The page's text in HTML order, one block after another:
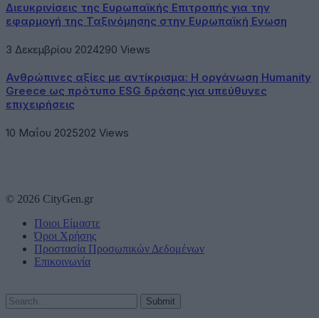
Διευκρινίσεις της Ευρωπαϊκής Επιτροπής για την
εφαρμογή της Ταξινόμησης στην Ευρωπαϊκή Ενωση
3 Δεκεμβρίου 2024290 Views
Ανθρώπινες αξίες με αντίκρισμα: Η οργάνωση Humanity
Greece ως πρότυπο ESG δράσης για υπεύθυνες
επιχειρήσεις
10 Μαΐου 2025202 Views
© 2026 CityGen.gr
Ποιοι Είμαστε
Όροι Χρήσης
Προστασία Προσωπικών Δεδομένων
Επικοινωνία
Submit